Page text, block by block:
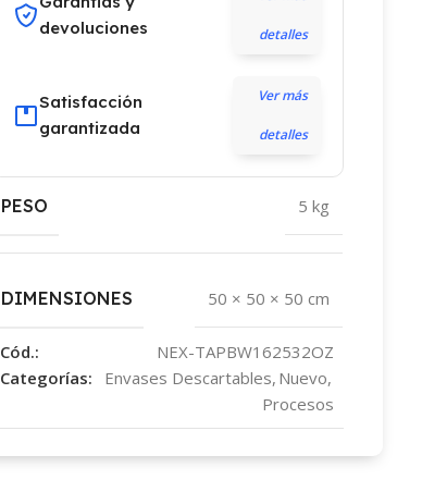
devoluciones
detalles
Satisfacción
garantizada
Ver más
detalles
PESO 5 kg
DIMENSIONES 50 × 50 × 50 cm
Cód.:
NEX-TAPBW162532OZ
Categorías:
Envases Descartables, Nuevo,
Procesos